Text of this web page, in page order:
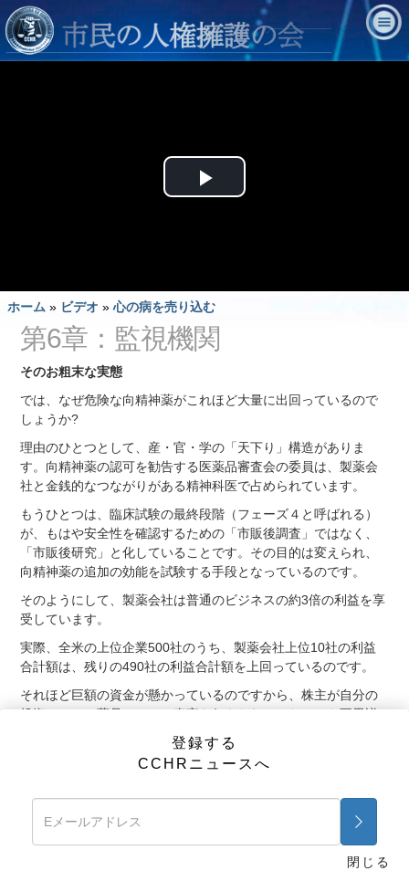
Play
ホーム » ビデオ » 心の病を売り込む
第6章：監視機関
そのお粗末な実態
では、なぜ危険な向精神薬がこれほど大量に出回っているので
しょうか?
理由のひとつとして、産・官・学の「天下り」構造がありま
す。向精神薬の認可を勧告する医薬品審査会の委員は、製薬会
社と金銭的なつながりがある精神科医で占められています。
もうひとつは、臨床試験の最終段階（フェーズ４と呼ばれる）
が、もはや安全性を確認するための「市販後調査」ではなく、
「市販後研究」と化していることです。その目的は変えられ、
向精神薬の追加の効能を試験する手段となっているのです。
そのようにして、製薬会社は普通のビジネスの約3倍の利益を享
受しています。
実際、全米の上位企業500社のうち、製薬会社上位10社の利益
合計額は、残りの490社の利益合計額を上回っているのです。
それほど巨額の資金が懸かっているのですから、株主が自分の
投資している薬品について真実を伝えられていないのも不思議
しかし、薬品が認可されたら､次の課題があります。
とです。製薬会社の企業内試験では、それが事実ではないと示
されていたとしても。
登録する
CCHRニュースへ
閉じる